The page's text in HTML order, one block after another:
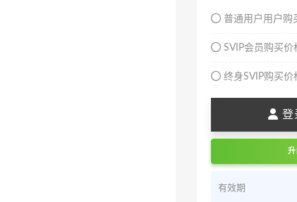
普通用户用户购
SVIP会员购买价
终身SVIP购买价
登
升
有效期